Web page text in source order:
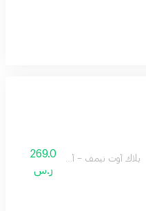
بلاك أوت نيمف – أسود (bla119)269.0
ر.س